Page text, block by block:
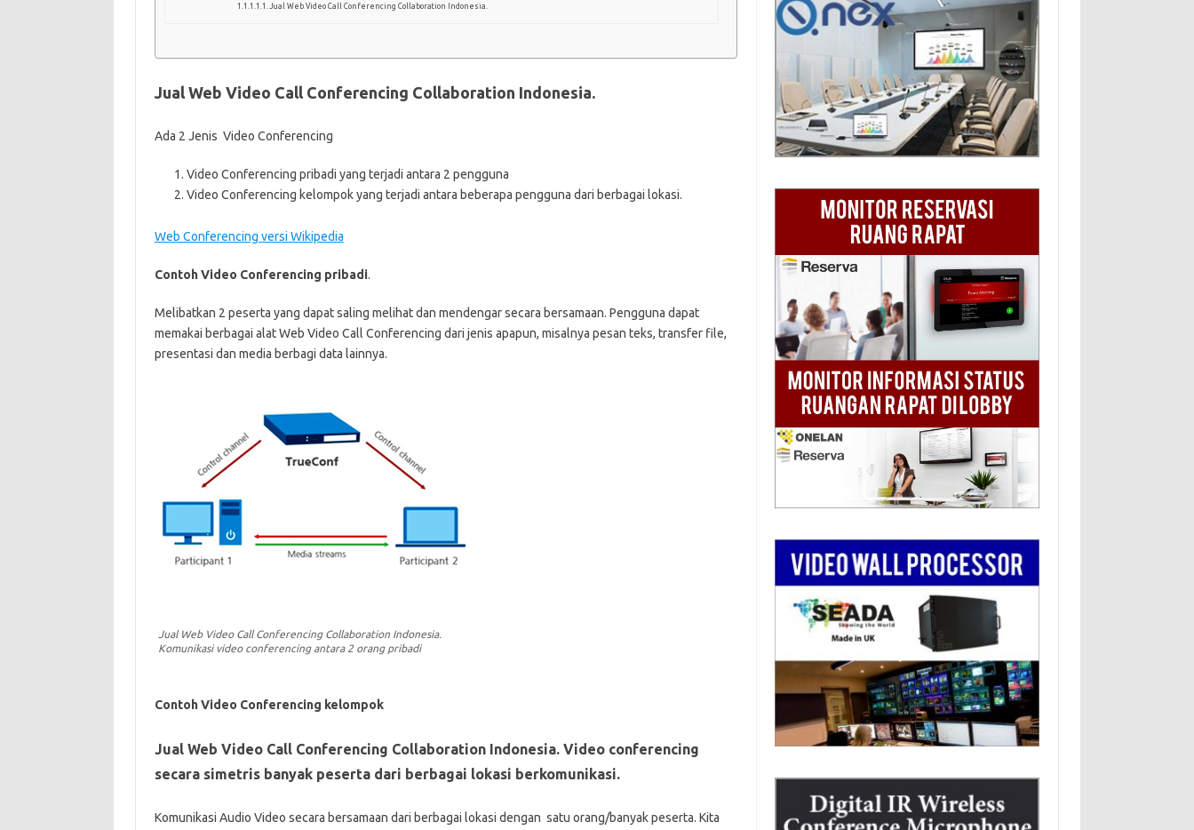
Jual Web Video Call Conferencing Collaboration Indonesia.
Jual Web Video Call Conferencing Collaboration Indonesia.
Ada 2 Jenis Video Conferencing
Video Conferencing pribadi yang terjadi antara 2 pengguna
Video Conferencing kelompok yang terjadi antara beberapa pengguna dari berbagai lokasi.
Web Conferencing versi Wikipedia
Contoh Video Conferencing pribadi.
Melibatkan 2 peserta yang dapat saling melihat dan mendengar secara bersamaan. Pengguna dapat
memakai berbagai alat Web Video Call Conferencing dari jenis apapun, misalnya pesan teks, transfer file,
presentasi dan media berbagi data lainnya.
Jual Web Video Call Conferencing Collaboration Indonesia.
Komunikasi video conferencing antara 2 orang pribadi
Contoh Video Conferencing kelompok
Jual Web Video Call Conferencing Collaboration Indonesia. Video conferencing
secara simetris banyak peserta dari berbagai lokasi berkomunikasi.
Komunikasi Audio Video secara bersamaan dari berbagai lokasi dengan satu orang/banyak peserta. Kita